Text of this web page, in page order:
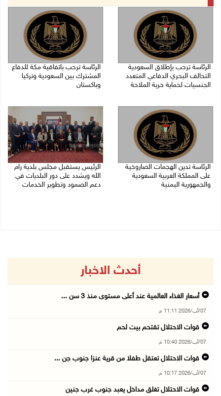
الرئاسة ترحب بإطلاق السعودية
التحالف البحري الدفاعي المتعدد
الجنسيات لحماية حرية الملاحة
الرئاسة ترحب باتفاقية مكة للدفاع
المشترك بين السعودية وتركيا
وباكستان
الرئاسة تدين الهجمات الصاروخية
على المملكة العربية السعودية
والجمهورية اليمنية
الرئيس يستقبل مجلس بلدية رام
الله ويشدد على دور البلديات في
دعم الصمود وتطوير الخدمات
أحدث الاخبار
أسعار الغذاء العالمية عند أعلى مستوى منذ 3 سن ...
07/آب/2026 11:11 م
قوات الاحتلال تقتحم بيت لحم
07/آب/2026 10:40 م
قوات الاحتلال تعتقل طفلا من قرية عنزا جنوب جن ...
07/آب/2026 10:17 م
قوات الاحتلال تغلق مداخل يعبد جنوب غرب جنين